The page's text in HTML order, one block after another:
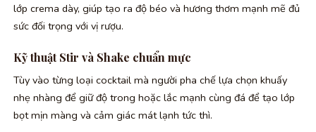
lớp crema dày, giúp tạo ra độ béo và hương thơm mạnh mẽ đủ
sức đối trọng với vị rượu.
Kỹ thuật Stir và Shake chuẩn mực
Tùy vào từng loại cocktail mà người pha chế lựa chọn khuấy
nhẹ nhàng để giữ độ trong hoặc lắc mạnh cùng đá để tạo lớp
bọt mịn màng và cảm giác mát lạnh tức thì.